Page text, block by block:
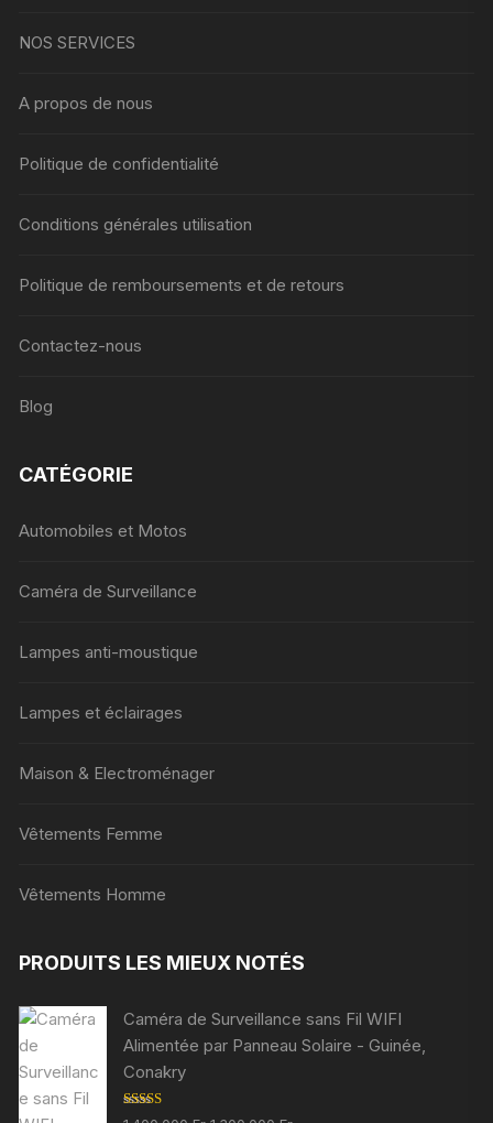
NOS SERVICES
A propos de nous
Politique de confidentialité
Conditions générales utilisation
Politique de remboursements et de retours
Contactez-nous
Blog
CATÉGORIE
Automobiles et Motos
Caméra de Surveillance
Lampes anti-moustique
Lampes et éclairages
Maison & Electroménager
Vêtements Femme
Vêtements Homme
PRODUITS LES MIEUX NOTÉS
Caméra de Surveillance sans Fil WIFI
Alimentée par Panneau Solaire - Guinée,
Conakry